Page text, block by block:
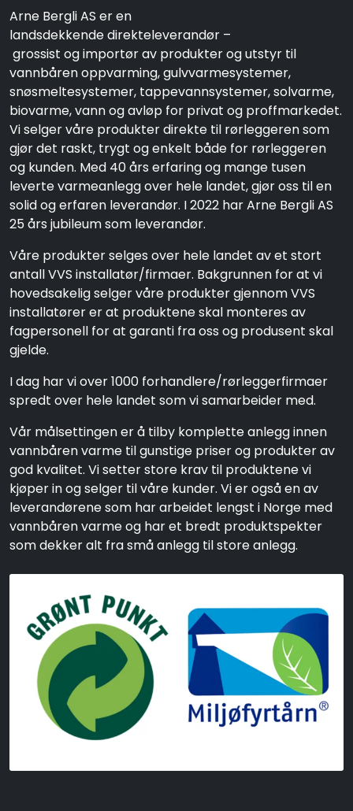
Arne Bergli AS er en
landsdekkende direkteleverandør –
grossist og importør av produkter og utstyr til
vannbåren oppvarming, gulvvarmesystemer,
snøsmeltesystemer, tappevannsystemer, solvarme,
biovarme, vann og avløp for privat og proffmarkedet.
Vi selger våre produkter direkte til rørleggeren som
gjør det raskt, trygt og enkelt både for rørleggeren
og kunden. Med 40 års erfaring og mange tusen
leverte varmeanlegg over hele landet, gjør oss til en
solid og erfaren leverandør. I 2022 har Arne Bergli AS
25 års jubileum som leverandør.
Våre produkter selges over hele landet av et stort
antall VVS installatør/firmaer. Bakgrunnen for at vi
hovedsakelig selger våre produkter gjennom VVS
installatører er at produktene skal monteres av
fagpersonell for at garanti fra oss og produsent skal
gjelde.
I dag har vi over 1000 forhandlere/rørleggerfirmaer
spredt over hele landet som vi samarbeider med.
Vår målsettingen er å tilby komplette anlegg innen
vannbåren varme til gunstige priser og produkter av
god kvalitet. Vi setter store krav til produktene vi
kjøper in og selger til våre kunder. Vi er også en av
leverandørene som har arbeidet lengst i Norge med
vannbåren varme og har et bredt produktspekter
som dekker alt fra små anlegg til store anlegg.